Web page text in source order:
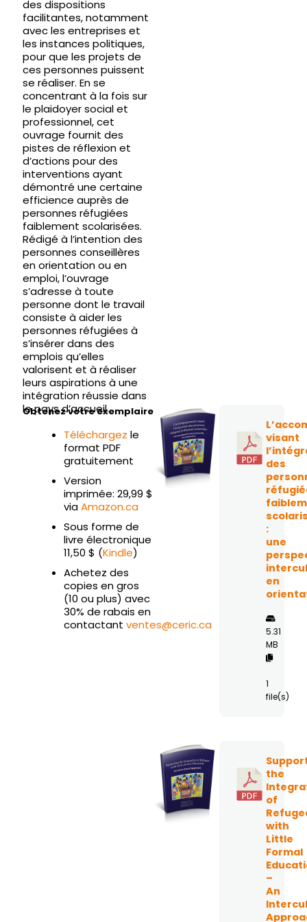
des dispositions
facilitantes, notamment
avec les entreprises et
les instances politiques,
pour que les projets de
ces personnes puissent
se réaliser. En se
concentrant à la fois sur
le plaidoyer social et
professionnel, cet
ouvrage fournit des
pistes de réflexion et
d’actions pour des
interventions ayant
démontré une certaine
efficience auprès de
personnes réfugiées
faiblement scolarisées.
Rédigé à l’intention des
personnes conseillères
en orientation ou en
emploi, l’ouvrage
s’adresse à toute
personne dont le travail
consiste à aider les
personnes réfugiées à
s’insérer dans des
emplois qu’elles
valorisent et à réaliser
leurs aspirations à une
intégration réussie dans
le pays d’accueil.
Obtenez votre exemplaire
Téléchargez le
format PDF
gratuitement
Version
imprimée: 29,99 $
viaAmazon.ca
Sous forme de
livre électronique
11,50 $ (Kindle)
Achetez des
copies en gros
(10 ou plus) avec
30% de rabais en
contactant ventes@ceric.ca
visant
des
:
une
en
5.31
MB
1
file(s)
the
of
with
Little
Formal
–
An